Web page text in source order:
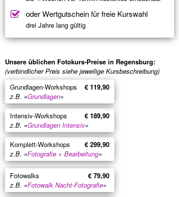
oder Wertgutschein für freie Kurswahl
drei Jahre lang gültig
Unsere üblichen Fotokurs-Preise in Regensburg:
(verbindlicher Preis siehe jeweilige Kursbeschreibung)
Grundlagen-Workshops
€ 119,90
z.B. »Grundlagen«
Intensiv-Workshops
€ 189,90
z.B. »Grundlagen Intensiv«
Komplett-Workshops
€ 299,90
z.B. »Fotografie + Bearbeitung«
Fotowalks
€ 79,90
z.B. »Fotowalk Nacht-Fotografie«